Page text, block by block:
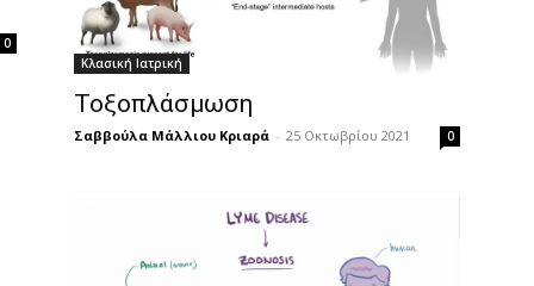
0
Κλασική Ιατρική
Τοξοπλάσμωση
Σαββούλα Μάλλιου Κριαρά - 25 Οκτωβρίου 2021 0